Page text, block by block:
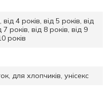
від 4 років, від 5 років, від
7 років, від 8 років, від 9
років
для хлопчиків, унісекс